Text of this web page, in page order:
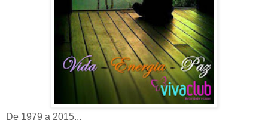
De 1979 a 2015...